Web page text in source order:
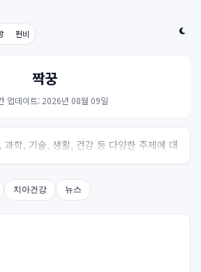
펀비
짝꿍
업데이트: 2026년 08월 09일
과학, 기술, 생활, 건강 등 다양한 주제에 대
보를 제공하는 온라인 자료실입니다.
치아건강 뉴스